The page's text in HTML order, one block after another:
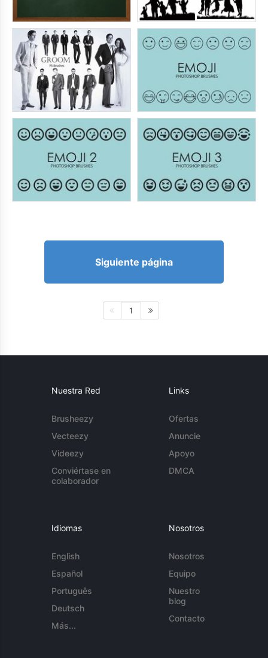
Siguiente página
1
Nuestra Red
Brusheezy
Vecteezy
Videezy
Conviértase en
colaborador
Links
Ofertas
Anuncie
Apoyo
DMCA
Idiomas
English
Español
Português
Deutsch
Más...
Nosotros
Nosotros
Equipo
Nuestro
blog
Contacto